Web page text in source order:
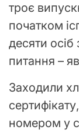
троє
початком
десяти осіб
питання –
Заходили
номером у